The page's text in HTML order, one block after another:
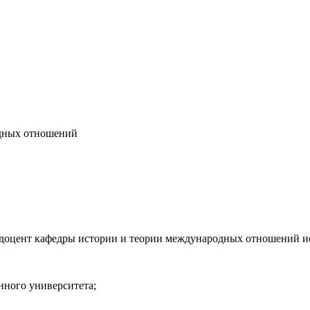
отношений
кафедры истории и теории международных отношений
университета;